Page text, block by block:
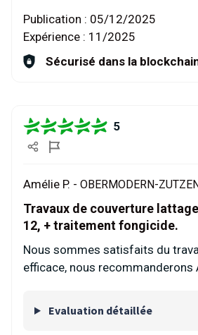
Publication : 05/12/2025
Expérience : 11/2025
Sécurisé dans la
5
Amélie P. - OBERMODERN-
Travaux de couverture
12, + traitement fongicide.
Nous sommes satisfaits du
efficace, nous recommanderons
Evaluation détaillée